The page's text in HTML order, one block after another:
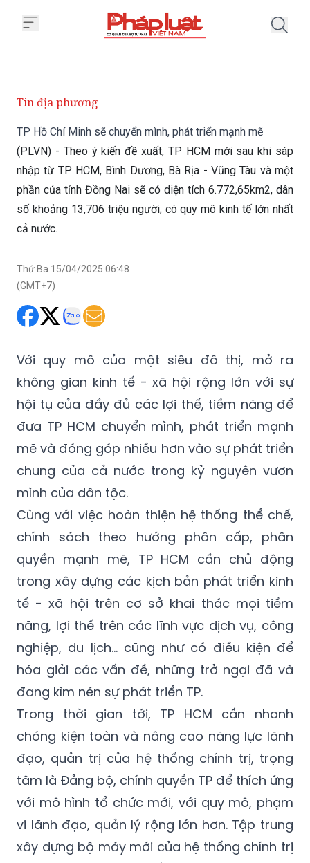
Tin địa phương
TP Hồ Chí Minh sẽ chuyển mình, phát triển mạnh mẽ
(PLVN) - Theo ý kiến đề xuất, TP HCM mới sau khi sáp
nhập từ TP HCM, Bình Dương, Bà Rịa - Vũng Tàu và một
cả nước.
Thứ Ba 15/04/2025 06:48
Với quy mô của một siêu đô thị, mở ra
không gian kinh tế - xã hội rộng lớn với sự
hội tụ của đầy đủ các lợi thế, tiềm năng để
đưa TP HCM chuyển mình, phát triển mạnh
mẽ và đóng góp nhiều hơn vào sự phát triển
chung của cả nước trong kỷ nguyên vươn
mình của dân tộc.
Cùng với việc hoàn thiện hệ thống thể chế,
chính sách theo hướng phân cấp, phân
quyền mạnh mẽ, TP HCM cần chủ động
trong xây dựng các kịch bản phát triển kinh
tế - xã hội trên cơ sở khai thác mọi tiềm
năng, lợi thế trên các lĩnh vực dịch vụ, công
nghiệp, du lịch… cũng như có điều kiện để
hóa giải các vấn đề, những trở ngại đã và
đang kìm nén sự phát triển TP.
Trong thời gian tới, TP HCM cần nhanh
chóng kiện toàn và nâng cao năng lực lãnh
đạo, quản trị của hệ thống chính trị, trọng
tâm là Đảng bộ, chính quyền TP để thích ứng
với mô hình tổ chức mới, với quy mô, phạm